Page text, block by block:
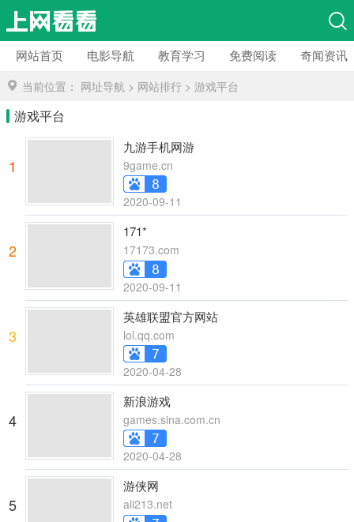
网站首页 电影导航 教育学习 免费阅读 奇闻资讯
当前位置： 网址导航 > 网站排行 > 游戏平台
游戏平台
1
九游手机网游
9game.cn
2020-09-11
2
171*
17173.com
2020-09-11
3
英雄联盟官方网站
lol.qq.com
2020-04-28
4
新浪游戏
games.sina.com.cn
2020-04-28
5
游侠网
ali213.net